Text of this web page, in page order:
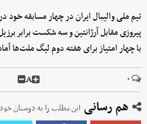
تیم ملی والیبال ایران در چهار مسابقه
پیروزی مقابل آرژانتین و سه شکست برابر
با چهار امتیاز برای هفته دوم لیگ ملت‌ها
۰ A
هم رسانی این مطلب را به دوستان